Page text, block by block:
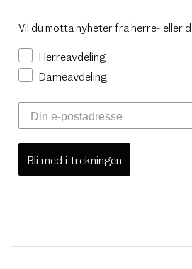
Vil du motta nyheter fra herre- eller
Herreavdeling
Dameavdeling
Bli med i trekningen